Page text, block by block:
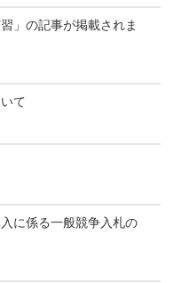
」の記事が掲載されま
て
に係る一般競争入札の